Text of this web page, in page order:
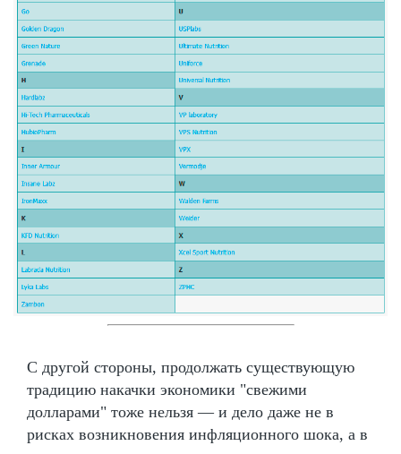
С другой стороны, продолжать существующую
традицию накачки экономики "свежими
долларами" тоже нельзя — и дело даже не в
рисках возникновения инфляционного шока, а в